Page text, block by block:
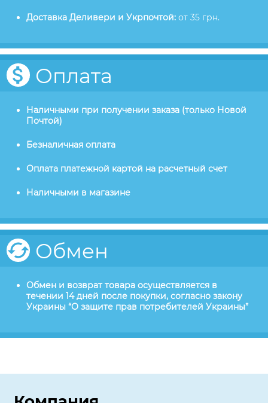
Доставка Деливери и Укрпочтой: от 35 грн.
Оплата
Наличными при получении заказа (только Новой
Почтой)
Безналичная оплата
Оплата платежной картой на расчетный счет
Наличными в магазине
Обмен
Обмен и возврат товара осуществляется в
течении 14 дней после покупки, согласно закону
Украины “О защите прав потребителей Украины”